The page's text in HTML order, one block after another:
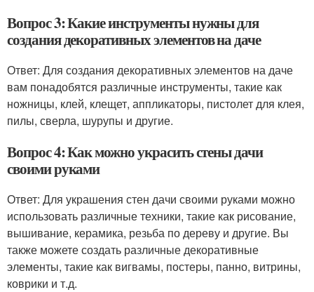
Вопрос 3: Какие инструменты нужны для
создания декоративных элементов на даче
Ответ: Для создания декоративных элементов на даче
вам понадобятся различные инструменты, такие как
ножницы, клей, клещет, аппликаторы, пистолет для клея,
пилы, сверла, шурупы и другие.
Вопрос 4: Как можно украсить стены дачи
своими руками
Ответ: Для украшения стен дачи своими руками можно
использовать различные техники, такие как рисование,
вышивание, керамика, резьба по дереву и другие. Вы
также можете создать различные декоративные
элементы, такие как вигвамы, постеры, панно, витрины,
коврики и т.д.